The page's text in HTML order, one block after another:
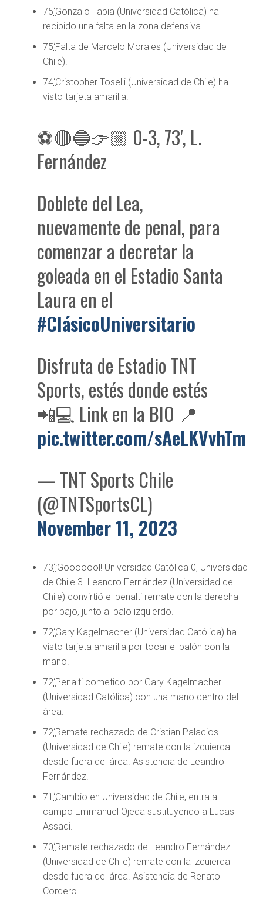
75‘Gonzalo Tapia (Universidad Católica) ha
recibido una falta en la zona defensiva.
75‘Falta de Marcelo Morales (Universidad de
Chile).
74‘Cristopher Toselli (Universidad de Chile) ha
visto tarjeta amarilla.
⚽🔴🔵👉🏼 0-3, 73', L.
Fernández
Doblete del Lea,
nuevamente de penal, para
comenzar a decretar la
goleada en el Estadio Santa
Laura en el
#ClásicoUniversitario
Disfruta de Estadio TNT
Sports, estés donde estés
📲💻 Link en la BIO 📍
pic.twitter.com/sAeLKVvhTm
— TNT Sports Chile
(@TNTSportsCL)
November 11, 2023
73‘¡Gooooool! Universidad Católica 0, Universidad
de Chile 3. Leandro Fernández (Universidad de
Chile) convirtió el penalti remate con la derecha
por bajo, junto al palo izquierdo.
72‘Gary Kagelmacher (Universidad Católica) ha
visto tarjeta amarilla por tocar el balón con la
mano.
72‘Penalti cometido por Gary Kagelmacher
(Universidad Católica) con una mano dentro del
área.
72‘Remate rechazado de Cristian Palacios
(Universidad de Chile) remate con la izquierda
desde fuera del área. Asistencia de Leandro
Fernández.
71 ‘Cambio en Universidad de Chile, entra al
campo Emmanuel Ojeda sustituyendo a Lucas
Assadi.
70‘Remate rechazado de Leandro Fernández
(Universidad de Chile) remate con la izquierda
desde fuera del área. Asistencia de Renato
Cordero.